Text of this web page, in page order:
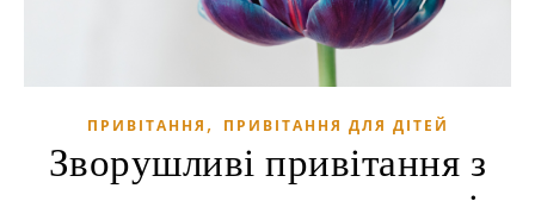
ПРИВІТАННЯ , ПРИВІТАННЯ ДЛЯ ДІТЕЙ
Зворушливі привітання з